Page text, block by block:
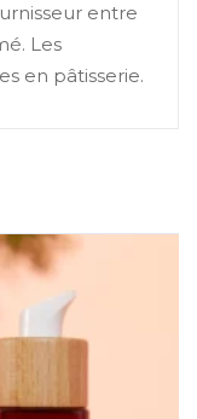
entre
Les
en pâtisserie.